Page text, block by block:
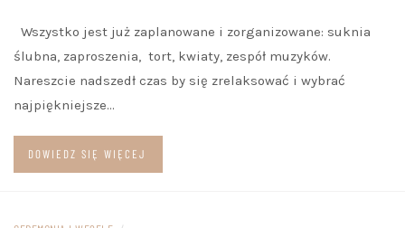
Wszystko jest już zaplanowane i zorganizowane: suknia
ślubna, zaproszenia, tort, kwiaty, zespół muzyków.
Nareszcie nadszedł czas by się zrelaksować i wybrać
najpiękniejsze…
DOWIEDZ SIĘ WIĘCEJ